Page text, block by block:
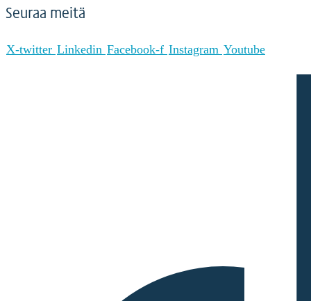
Seuraa meitä
X-twitter Linkedin Facebook-f Instagram Youtube